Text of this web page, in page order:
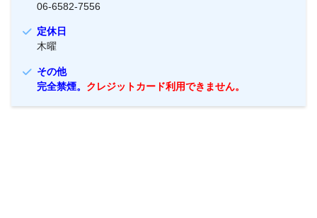
06-6582-7556
定休日
木曜
その他
完全禁煙。 クレジットカード利用できません。